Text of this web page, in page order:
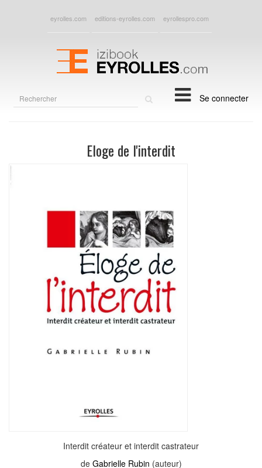
eyrolles.com editions-eyrolles.com eyrollespro.com
Se connecter
Eloge de l'interdit
Interdit créateur et interdit castrateur
de Gabrielle Rubin (auteur)